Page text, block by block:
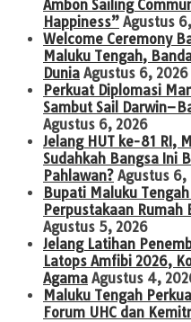
Ambon Sailing
Happiness” Agustus
Welcome Ceremony
Maluku Tengah,
Dunia Agustus 6, 2026
Perkuat Diplomasi
Sambut Sail
Agustus 6, 2026
Jelang HUT ke-81 RI,
Sudahkah Bangsa Ini
Pahlawan? Agustus 6,
Bupati Maluku
Perpustakaan Rumah
Agustus 5, 2026
Jelang Latihan
Latops Amfibi 2026,
Agama Agustus 4,
Maluku Tengah
Forum UHC dan